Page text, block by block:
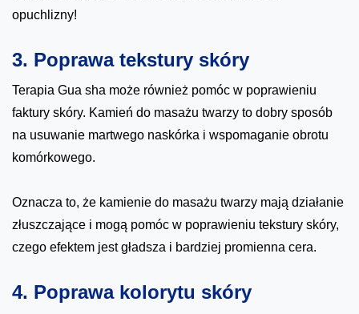
opuchlizny!
3. Poprawa tekstury skóry
Terapia Gua sha może również pomóc w poprawieniu
faktury skóry. Kamień do masażu twarzy to dobry sposób
na usuwanie martwego naskórka i wspomaganie obrotu
komórkowego.
Oznacza to, że kamienie do masażu twarzy mają działanie
złuszczające i mogą pomóc w poprawieniu tekstury skóry,
czego efektem jest gładsza i bardziej promienna cera.
4. Poprawa kolorytu skóry